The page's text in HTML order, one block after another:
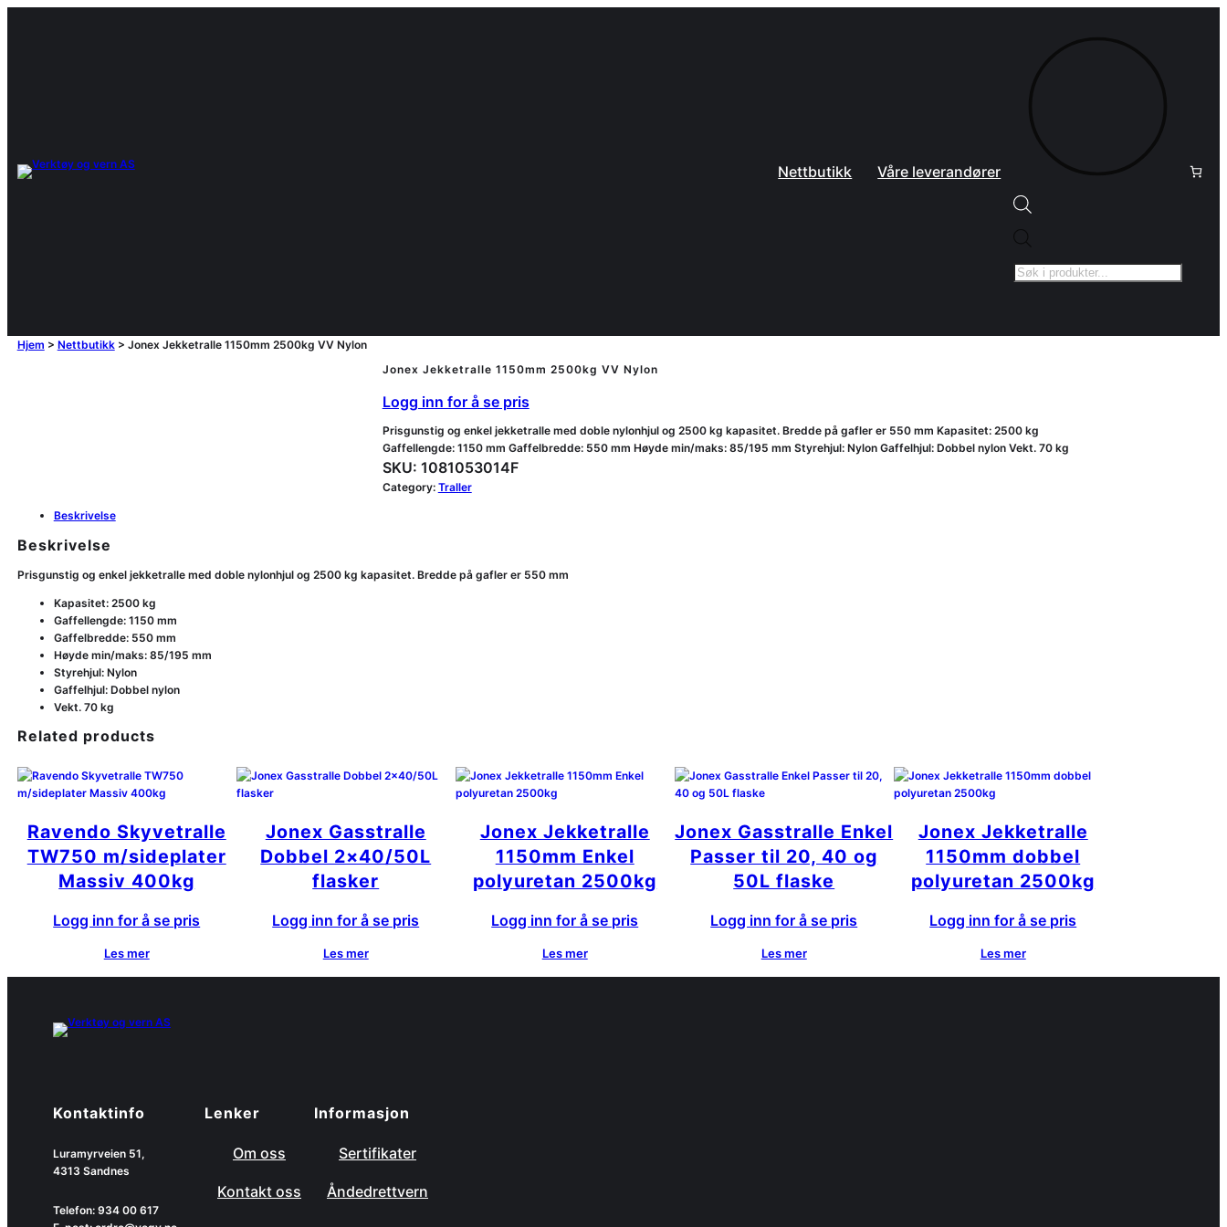
Nettbutikk Våre leverandører
Products
Hjem > Nettbutikk> Jonex Jekketralle 1150mm 2500kg VV Nylon
Jonex Jekketralle 1150mm 2500kg VV Nylon
Logg inn for å se pris
Prisgunstig og enkel jekketralle med doble nylonhjul og 2500 kg kapasitet. Bredde på gafler er 550 mm Kapasitet: 2500 kg
Gaffellengde: 1150 mm Gaffelbredde: 550 mm Høyde min/maks: 85/195 mm Styrehjul: Nylon Gaffelhjul: Dobbel nylon Vekt. 70 kg
SKU: 1081053014F
Category: Traller
Beskrivelse
Beskrivelse
Prisgunstig og enkel jekketralle med doble nylonhjul og 2500 kg kapasitet. Bredde på gafler er 550 mm
Kapasitet: 2500 kg
Gaffellengde: 1150 mm
Gaffelbredde: 550 mm
Høyde min/maks: 85/195 mm
Styrehjul: Nylon
Gaffelhjul: Dobbel nylon
Vekt. 70 kg
Related products
Ravendo Skyvetralle
TW750 m/sideplater
Massiv 400kg
Logg inn for å se pris
Les mer
Jonex Gasstralle
Dobbel 2×40/50L
flasker
Logg inn for å se pris
Les mer
Jonex Jekketralle
1150mm Enkel
polyuretan 2500kg
Logg inn for å se pris
Les mer
Jonex Gasstralle Enkel
Passer til 20, 40 og
50L flaske
Logg inn for å se pris
Les mer
Jonex Jekketralle
1150mm dobbel
polyuretan 2500kg
Logg inn for å se pris
Les mer
Kontaktinfo
Luramyrveien 51,
4313 Sandnes
Telefon: 934 00 617
Lenker
Om oss
Kontakt oss
Informasjon
Sertifikater
Åndedrettvern